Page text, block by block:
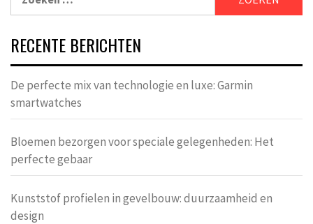
naar:
RECENTE BERICHTEN
De perfecte mix van technologie en luxe: Garmin
smartwatches
Bloemen bezorgen voor speciale gelegenheden: Het
perfecte gebaar
Kunststof profielen in gevelbouw: duurzaamheid en
design